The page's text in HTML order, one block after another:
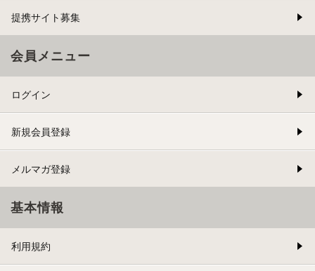
提携サイト募集
会員メニュー
ログイン
新規会員登録
メルマガ登録
基本情報
利用規約